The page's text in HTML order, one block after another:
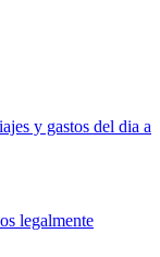
y gastos del dia a
legalmente